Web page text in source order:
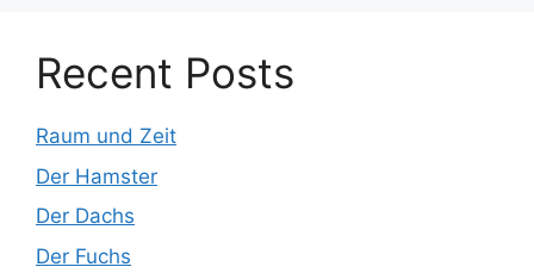
Recent Posts
Raum und Zeit
Der Hamster
Der Dachs
Der Fuchs